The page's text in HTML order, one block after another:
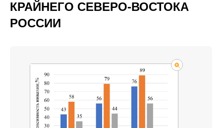
КРАЙНЕГО СЕВЕРО-ВОСТОКА
РОССИИ